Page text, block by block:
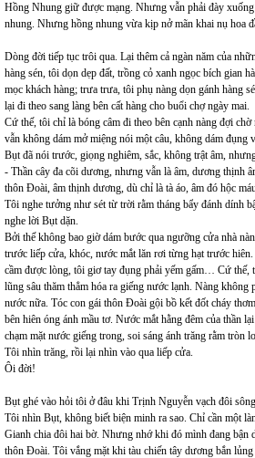
Hồng Nhung giữ được mạng. Nhưng vẫn phải đày
nhung. Nhưng hồng nhung vừa kịp nở mãn khai nụ hoa
Dòng đời tiếp tục trôi qua. Lại thêm cả ngàn năm của
hàng sén, tôi dọn dẹp đất, trồng cỏ xanh ngọc bích gian
mọc khách hàng; trưa trưa, tôi phụ nàng dọn gánh hàng
lại đi theo sang làng bên cất hàng cho buổi chợ ngày mai.
Cứ thế, tôi chỉ là bóng câm đi theo bên cạnh nàng đợi
vẫn không dám mở miệng nói một câu, không dám đụng
Bụt đã nói trước, giọng nghiêm, sắc, không trật âm,
- Thần cây đa cõi dương, nhưng vẫn là âm, dương thịnh
thôn Đoài, âm thịnh dương, dù chỉ là tà áo, âm đó hộc
Tôi nghe tưởng như sét từ trời rằm tháng bẩy đánh dính
nghe lời Bụt dặn.
Bởi thế không bao giờ dám bước qua ngưỡng cửa nhà
trước liếp cửa, khóc, nước mắt lăn rơi từng hạt trước
cầm được lòng, tôi giơ tay đụng phải yếm gấm… Cứ thế,
lũng sâu thăm thẳm hóa ra giếng nước lạnh. Nàng không
nước nữa. Tóc con gái thôn Đoài gội bồ kết đốt cháy
bên hiên óng ánh mầu tơ. Nước mắt hằng đêm của thần
chạm mặt nước giếng trong, soi sáng ánh trăng rằm tròn
Tôi nhìn trăng, rồi lại nhìn vào qua liếp cửa.
Ôi đời!
Bụt ghé vào hỏi tôi ở đâu khi Trịnh Nguyễn vạch đôi
Tôi nhìn Bụt, không biết biện minh ra sao. Chỉ cần một
Gianh chia đôi hai bờ. Nhưng nhớ khi đó mình đang bận
thôn Đoài. Tôi vắng mặt khi tàu chiến tây dương bắn